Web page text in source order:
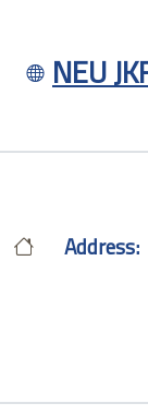
NEU
Address: